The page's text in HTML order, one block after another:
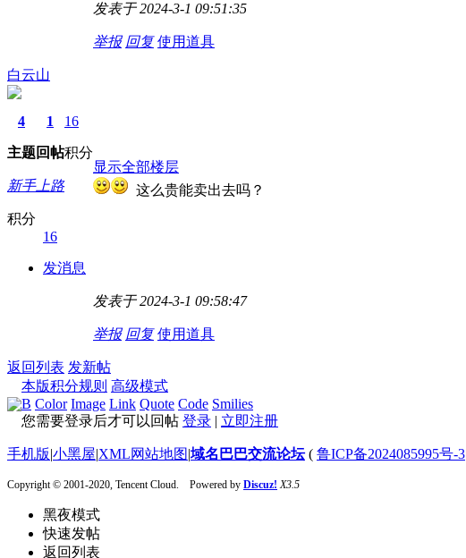
发表于 2024-3-1 09:51:35
举报 回复 使用道具
白云山
4
主题
1
回帖
16
积分
新手上路
积分
16
发消息
显示全部楼层
这么贵能卖出去吗？
发表于 2024-3-1 09:58:47
举报 回复 使用道具
返回列表 发新帖
本版积分规则 高级模式
B Color Image Link Quote Code Smilies
您需要登录后才可以回帖 登录 | 立即注册
手机版|小黑屋|XML网站地图|域名巴巴交流论坛( 鲁ICP备2024085995号-3
Copyright © 2001-2020, Tencent Cloud. Powered by Discuz! X3.5
黑夜模式
快速发帖
返回列表